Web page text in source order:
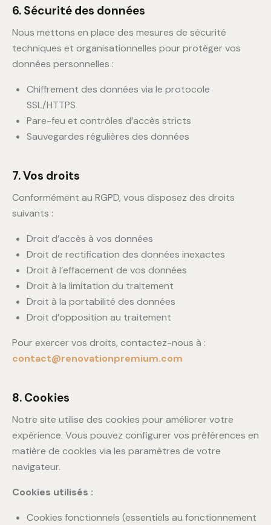
6. Sécurité des données
Nous mettons en place des mesures de sécurité
techniques et organisationnelles pour protéger vos
données personnelles :
Chiffrement des données via le protocole
SSL/HTTPS
Pare-feu et contrôles d’accès stricts
Sauvegardes régulières des données
7. Vos droits
Conformément au RGPD, vous disposez des droits
suivants :
Droit d’accès à vos données
Droit de rectification des données inexactes
Droit à l’effacement de vos données
Droit à la limitation du traitement
Droit à la portabilité des données
Droit d’opposition au traitement
Pour exercer vos droits, contactez-nous à :
contact@renovationpremium.com
8. Cookies
Notre site utilise des cookies pour améliorer votre
expérience. Vous pouvez configurer vos préférences en
matière de cookies via les paramètres de votre
navigateur.
Cookies utilisés :
Cookies fonctionnels (essentiels au fonctionnement